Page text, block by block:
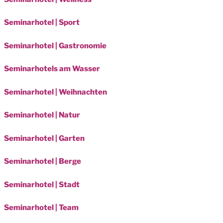
Seminarhotel | Sport
Seminarhotel | Gastronomie
Seminarhotels am Wasser
Seminarhotel | Weihnachten
Seminarhotel | Natur
Seminarhotel | Garten
Seminarhotel | Berge
Seminarhotel | Stadt
Seminarhotel | Team